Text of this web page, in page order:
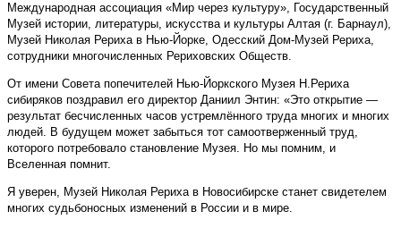
Международная ассоциация «Мир через культуру», Государственный
Музей истории, литературы, искусства и культуры Алтая (г. Барнаул),
Музей Николая Рериха в Нью-Йорке, Одесский Дом-Музей Рериха,
сотрудники многочисленных Рериховских Обществ.
От имени Совета попечителей Нью-Йоркского Музея Н.Рериха
сибиряков поздравил его директор Даниил Энтин: «Это открытие —
результат бесчисленных часов устремлённого труда многих и многих
людей. В будущем может забыться тот самоотверженный труд,
которого потребовало становление Музея. Но мы помним, и
Вселенная помнит.
Я уверен, Музей Николая Рериха в Новосибирске станет свидетелем
многих судьбоносных изменений в России и в мире.